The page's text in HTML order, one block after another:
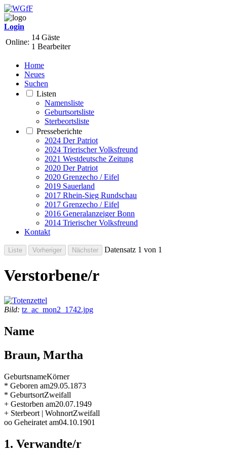
Login
Online:
14 Gäste
1 Bearbeiter
Home
Neues
Suchen
Listen
Namensliste
Geburtsortsliste
Sterbeortsliste
Presseberichte
2024 Der Patriot
2024 Trierischer Volksfreund
2021 Westdeutsche Zeitung
2020 Der Patriot
2020 Grenzecho / Eifel
2019 Sauerland
2017 Rhein-Sieg Rundschau
2017 Grenzecho / Eifel
2016 Generalanzeiger Bonn
2014 Trierischer Volksfreund
Kontakt
Datensatz 1 von 1
Verstorbene/r
Bild: tz_ac_mon2_1742.jpg
Name
Braun, Martha
GeburtsnameKörner
* Geboren am29.05.1873
* GeburtsortZweifall
+ Gestorben am20.07.1949
+ Sterbeort | WohnortZweifall
oo Geheiratet am04.10.1901
1. Verwandte/r